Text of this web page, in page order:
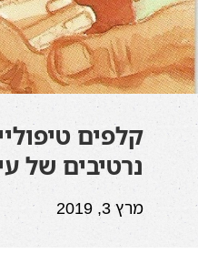
קלפים
נרטיבים של
מרץ 3, 2019